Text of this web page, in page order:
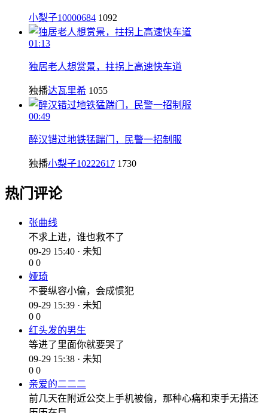
小梨子10000684 1092
01:13
独居老人想赏景，拄拐上高速快车道
独播达瓦里希 1055
00:49
醉汉错过地铁猛踹门，民警一招制服
独播小梨子10222617 1730
热门评论
张曲线
不求上进，谁也救不了
09-29 15:40 · 未知
0 0
娅琦
不要纵容小偷，会成惯犯
09-29 15:39 · 未知
0 0
红头发的男生
等进了里面你就要哭了
09-29 15:38 · 未知
0 0
亲爱的二二二
前几天在附近公交上手机被偷，那种心痛和束手无措还